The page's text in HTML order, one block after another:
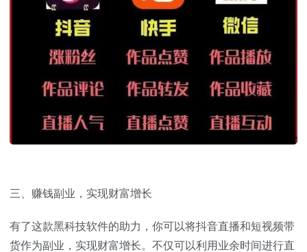
三、赚钱副业，实现财富增长
有了这款黑科技软件的助力，你可以将抖音直播和短视频带
货作为副业，实现财富增长。不仅可以利用业余时间进行直